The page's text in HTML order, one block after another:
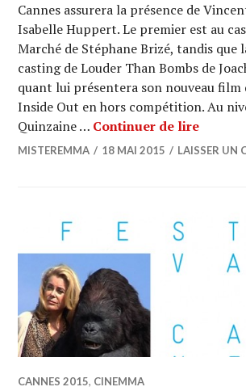
Cannes assurera la présence de
Isabelle Huppert. Le premier est au
Marché de Stéphane Brizé, tandis que
casting de Louder Than Bombs de
quant lui présentera son nouveau film
Inside Out en hors compétition. Au
Quinzaine … Continuer de lire
MISTEREMMA 18 MAI 2015 LAISSER UN
CANNES 2015, CINEMMA